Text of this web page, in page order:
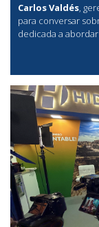
Carlos Valdés ,
para conversar
dedicada a